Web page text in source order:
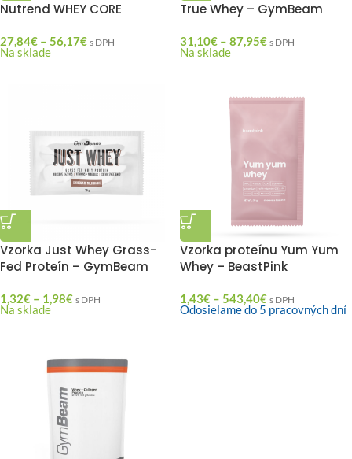
Nutrend WHEY CORE
27,84€ – 56,17€ s DPH
Na sklade
True Whey – GymBeam
31,10€ – 87,95€ s DPH
Na sklade
Vzorka Just Whey Grass-
Fed Proteín – GymBeam
1,32€ – 1,98€ s DPH
Na sklade
Vzorka proteínu Yum Yum
Whey – BeastPink
1,43€ – 543,40€ s DPH
Odosielame do 5 pracovných dní